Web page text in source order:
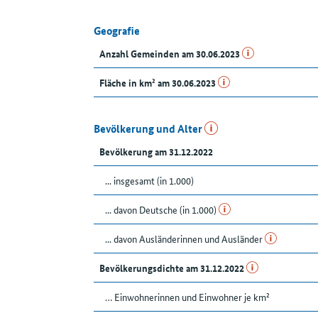
Geografie
Anzahl Gemeinden am 30.06.2023
Fläche in km² am 30.06.2023
Bevölkerung und Alter
Bevölkerung am 31.12.2022
... insgesamt (in 1.000)
... davon Deutsche (in 1.000)
... davon Ausländerinnen und Ausländer
Bevölkerungsdichte am 31.12.2022
… Einwohnerinnen und Einwohner je km²